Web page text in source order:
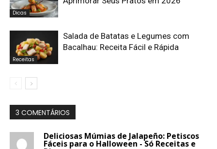
Dicas
Receitas
Salada de Batatas e Legumes com
Bacalhau: Receita Fácil e Rápida
3 COMENTÁRIOS
Deliciosas Múmias de Jalapeño: Petiscos
Fáceis para o Halloween - Só Receitas e